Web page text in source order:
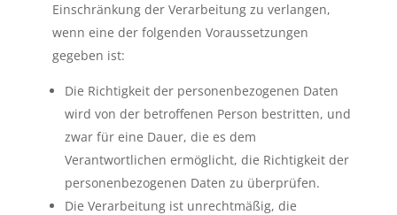
Einschränkung der Verarbeitung zu verlangen,
wenn eine der folgenden Voraussetzungen
gegeben ist:
Die Richtigkeit der personenbezogenen Daten
wird von der betroffenen Person bestritten, und
zwar für eine Dauer, die es dem
Verantwortlichen ermöglicht, die Richtigkeit der
personenbezogenen Daten zu überprüfen.
Die Verarbeitung ist unrechtmäßig, die